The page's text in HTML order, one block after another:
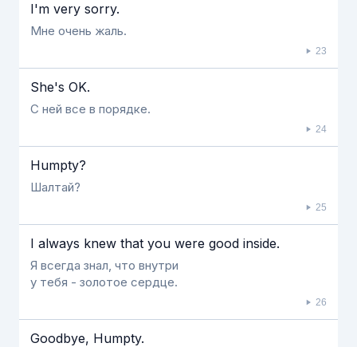
I'm very sorry.
Мне очень жаль.
23
She's OK.
С ней все в порядке.
24
Humpty?
Шалтай?
25
I always knew that you were good inside.
Я всегда знал, что внутри
у тебя - золотое сердце.
26
Goodbye, Humpty.